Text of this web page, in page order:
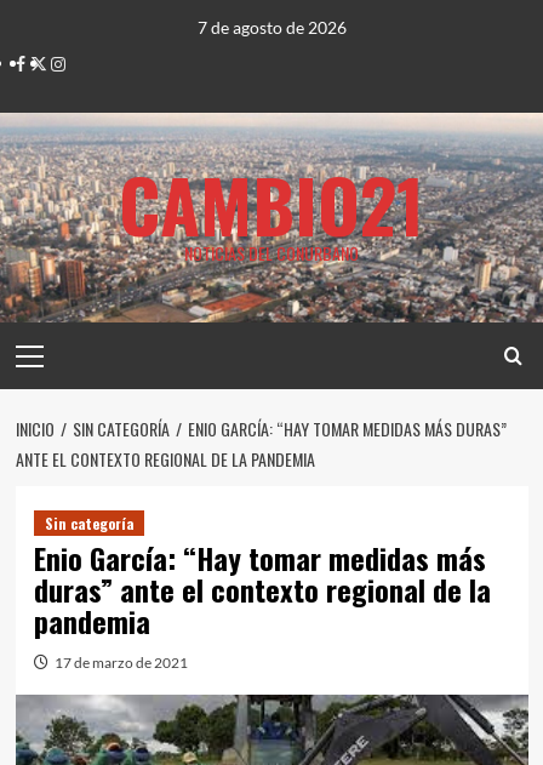
contenido
7 de agosto de 2026
Facebook
TwitterInstagram
CAMBIO21
NOTICIAS DEL CONURBANO
principal
INICIO SIN CATEGORÍA
ENIO GARCÍA: “HAY TOMAR MEDIDAS MÁS DURAS”
ANTE EL CONTEXTO REGIONAL DE LA PANDEMIA
Sin categoría
Enio García: “Hay tomar medidas más
duras” ante el contexto regional de la
pandemia
17 de marzo de 2021